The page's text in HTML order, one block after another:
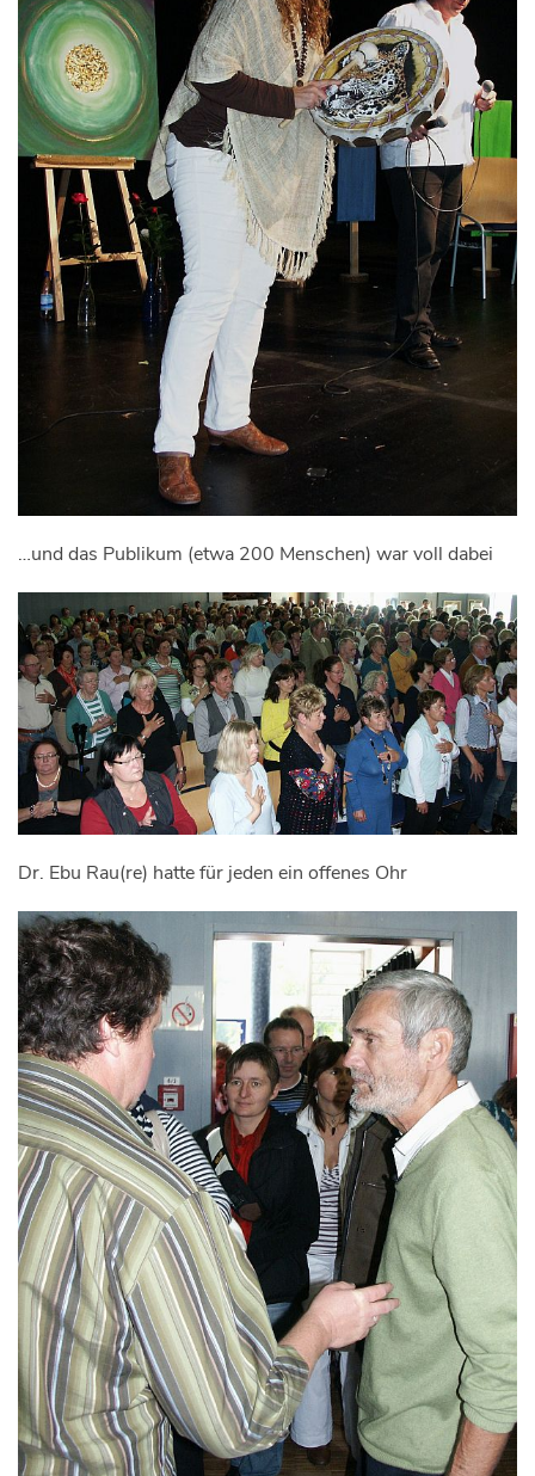
…und das Publikum (etwa 200 Menschen) war voll dabei
Dr. Ebu Rau(re) hatte für jeden ein offenes Ohr